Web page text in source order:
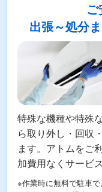
ご
出張～処分
特殊な機種や特殊
ら取り外し・回収
ます。アトムをご
加費用なくサービ
※作業時に無料で駐車